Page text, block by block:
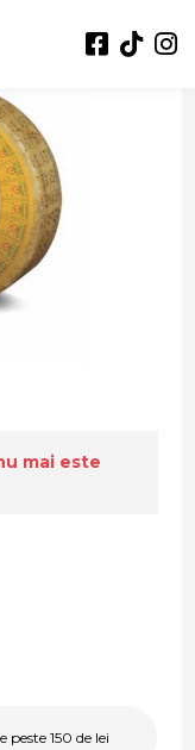
mai este
150 de lei